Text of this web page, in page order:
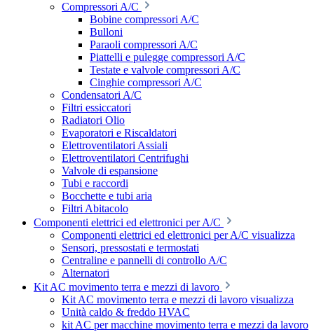
Compressori A/C
Bobine compressori A/C
Bulloni
Paraoli compressori A/C
Piattelli e pulegge compressori A/C
Testate e valvole compressori A/C
Cinghie compressori A/C
Condensatori A/C
Filtri essiccatori
Radiatori Olio
Evaporatori e Riscaldatori
Elettroventilatori Assiali
Elettroventilatori Centrifughi
Valvole di espansione
Tubi e raccordi
Bocchette e tubi aria
Filtri Abitacolo
Componenti elettrici ed elettronici per A/C
Componenti elettrici ed elettronici per A/C visualizza
Sensori, pressostati e termostati
Centraline e pannelli di controllo A/C
Alternatori
Kit AC movimento terra e mezzi di lavoro
Kit AC movimento terra e mezzi di lavoro visualizza
Unità caldo & freddo HVAC
kit AC per macchine movimento terra e mezzi da lavoro